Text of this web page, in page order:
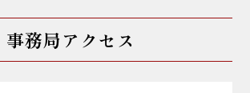
事務局アクセス